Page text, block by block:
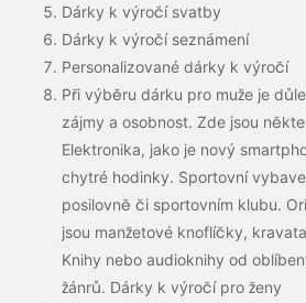
Dárky k výročí svatby
Dárky k výročí seznámení
Personalizované dárky k výročí
Při výběru dárku pro muže je
zájmy a osobnost. Zde jsou
Elektronika, jako je nový
chytré hodinky. Sportovní
posilovně či sportovním klubu.
jsou manžetové knoflíčky,
Knihy nebo audioknihy od
žánrů. Dárky k výročí pro ženy